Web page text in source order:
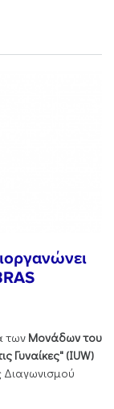
των Μονάδων του
Γυναίκες" (IUW)
Διαγωνισμού